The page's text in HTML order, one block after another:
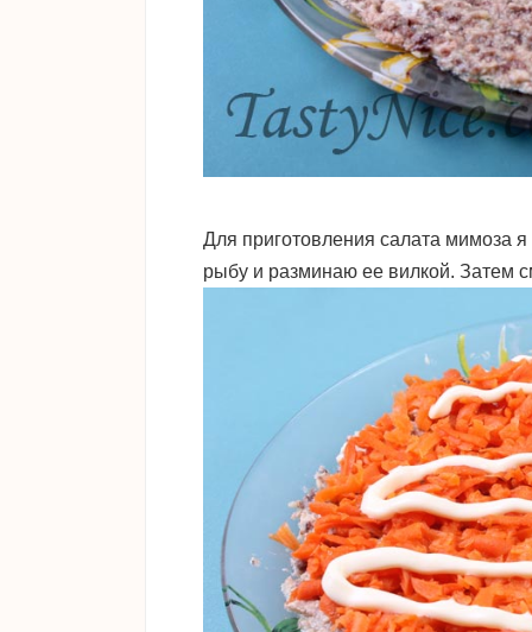
Для приготовления салата мимоза
рыбу и разминаю ее вилкой. Затем